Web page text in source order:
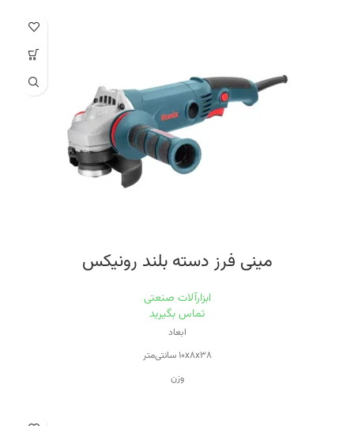
۱۱۵ میلی‌متر
اقلام همراه
- دسته و آچار - دفترچه راهنمای
مینی فرز دسته بلند رونیکس
ابزارآلات صنعتی
تماس بگیرید
ابعاد
۱۰x۸x۳۸ سانتی‌متر
وزن